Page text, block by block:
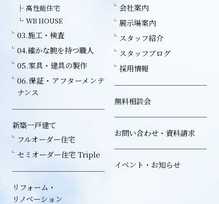
高性能住宅
WB HOUSE
03.施工・検査
04.確かな腕を持つ職人
05.家具・建具の製作
06.保証・アフターメンテ
ナンス
新築一戸建て
フルオーダー住宅
セミオーダー住宅 Triple
リフォーム・
リノベーション
会社案内
展示場案内
スタッフ紹介
スタッフブログ
採用情報
無料相談会
お問い合わせ・資料請求
イベント・お知らせ